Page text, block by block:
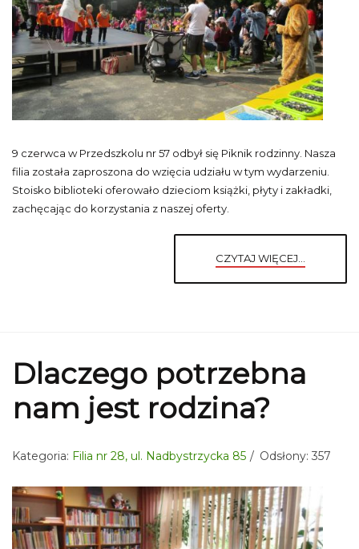
9 czerwca w Przedszkolu nr 57 odbył się Piknik rodzinny. Nasza
filia została zaproszona do wzięcia udziału w tym wydarzeniu.
Stoisko biblioteki oferowało dzieciom książki, płyty i zakładki,
zachęcając do korzystania z naszej oferty.
CZYTAJ WIĘCEJ...
Dlaczego potrzebna
nam jest rodzina?
Kategoria: Filia nr 28, ul. Nadbystrzycka 85 Odsłony: 357